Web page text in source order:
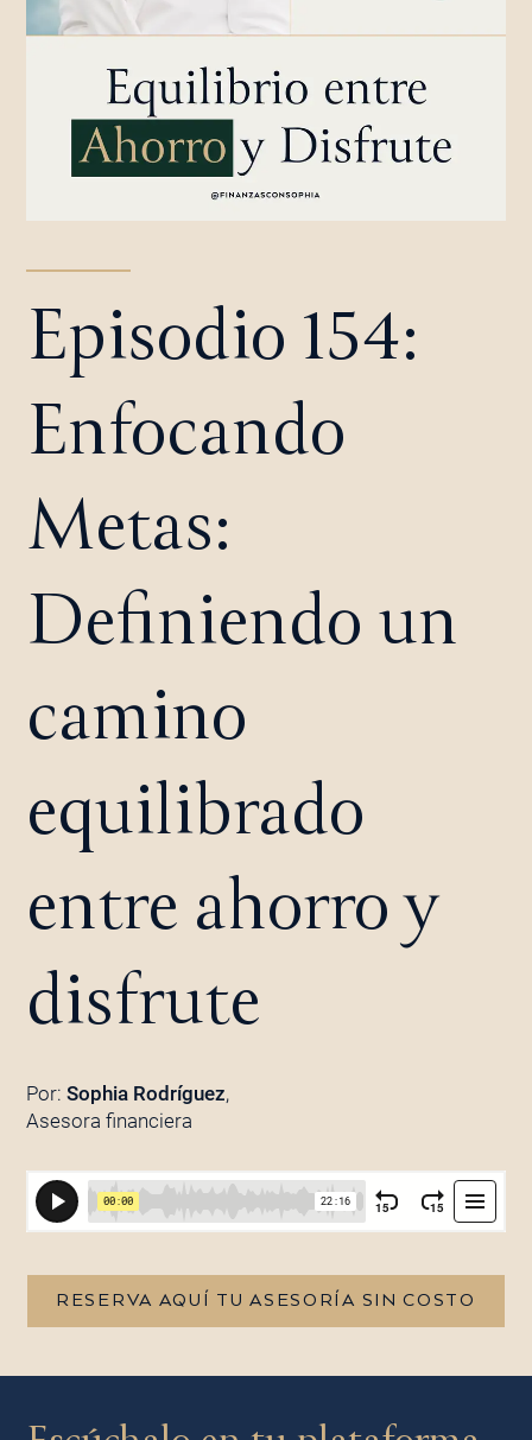
Episodio 154:
Enfocando
Metas:
Definiendo un
camino
equilibrado
entre ahorro y
disfrute
Por: Sophia Rodríguez,
Asesora financiera
RESERVA AQUÍ TU ASESORÍA SIN COSTO